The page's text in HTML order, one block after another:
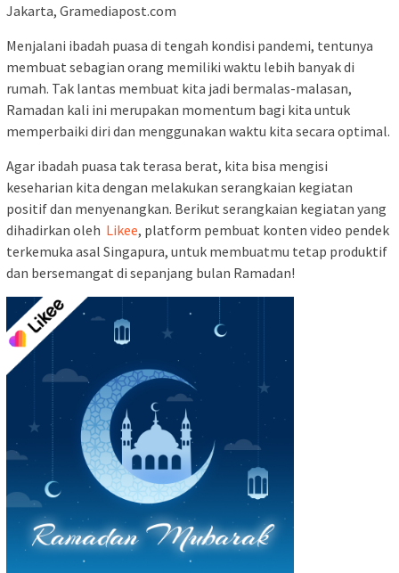
Jakarta, Gramediapost.com
Menjalani ibadah puasa di tengah kondisi pandemi, tentunya
membuat sebagian orang memiliki waktu lebih banyak di
rumah. Tak lantas membuat kita jadi bermalas-malasan,
Ramadan kali ini merupakan momentum bagi kita untuk
memperbaiki diri dan menggunakan waktu kita secara optimal.
Agar ibadah puasa tak terasa berat, kita bisa mengisi
keseharian kita dengan melakukan serangkaian kegiatan
positif dan menyenangkan. Berikut serangkaian kegiatan yang
dihadirkan oleh Likee, platform pembuat konten video pendek
terkemuka asal Singapura, untuk membuatmu tetap produktif
dan bersemangat di sepanjang bulan Ramadan!